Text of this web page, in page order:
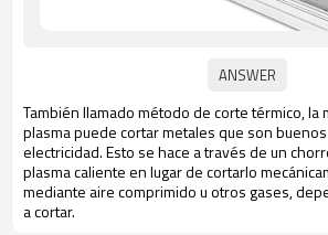
También llamado método de corte térmico, la
plasma puede cortar metales que son
electricidad. Esto se hace a través de un
plasma caliente en lugar de cortarlo
mediante aire comprimido u otros gases,
a cortar.